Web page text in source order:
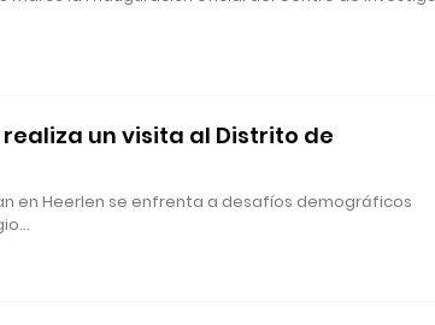
realiza un visita al Distrito de
en Heerlen se enfrenta a desafíos demográficos